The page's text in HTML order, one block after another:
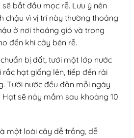
bắt đầu mọc rễ. Lưu ý nên
chậu vì vị trí này thường thoáng
ở nơi thoáng gió và trong
đến khi cây bén rễ.
chuẩn bị đất, tưới một lớp nước
hạt giống lên, tiếp đến rải
Tưới nước đều đặn mỗi ngày
sẽ nảy mầm sau khoảng 10
một loài cây dễ trồng, dễ